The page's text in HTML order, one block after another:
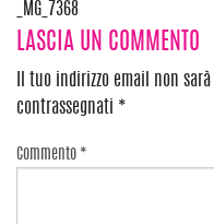
Navigazione
articoli
_MG_7368
LASCIA UN COMMENTO
Il tuo indirizzo email non
contrassegnati *
Commento *